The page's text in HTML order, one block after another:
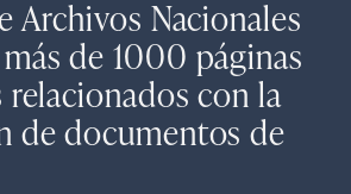
Archivos Nacionales
de 1000 páginas
con la
de documentos de